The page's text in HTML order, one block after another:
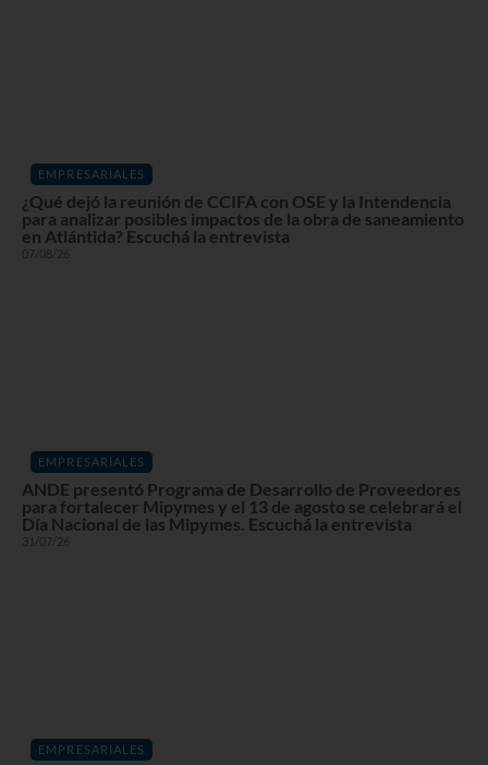
EMPRESARIALES
¿Qué dejó la reunión de CCIFA con OSE y la Intendencia
para analizar posibles impactos de la obra de saneamiento
en Atlántida? Escuchá la entrevista
07/08/26
EMPRESARIALES
ANDE presentó Programa de Desarrollo de Proveedores
para fortalecer Mipymes y el 13 de agosto se celebrará el
Día Nacional de las Mipymes. Escuchá la entrevista
31/07/26
EMPRESARIALES